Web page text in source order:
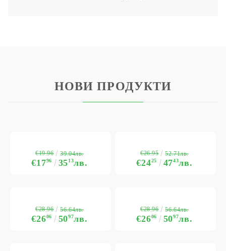
НОВИ ПРОДУКТИ
€1796 3513лв.
€19.96 39.04лв.
€2425 4743лв.
€26.95 52.71лв.
€2606 5097лв.
€28.96 56.64лв.
€2606 5097лв.
€28.96 56.64лв.